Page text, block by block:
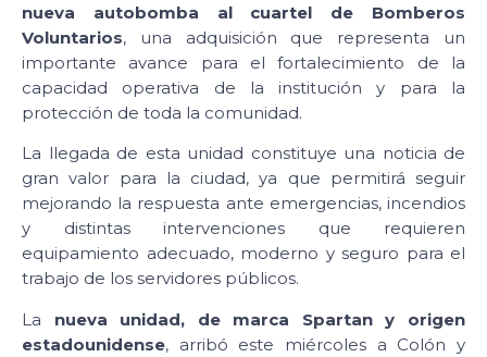
nueva autobomba al cuartel de Bomberos
Voluntarios, una adquisición que representa un
importante avance para el fortalecimiento de la
capacidad operativa de la institución y para la
protección de toda la comunidad.
La llegada de esta unidad constituye una noticia de
gran valor para la ciudad, ya que permitirá seguir
mejorando la respuesta ante emergencias, incendios
y distintas intervenciones que requieren
equipamiento adecuado, moderno y seguro para el
trabajo de los servidores públicos.
La nueva unidad, de marca Spartan y origen
estadounidense, arribó este miércoles a Colón y